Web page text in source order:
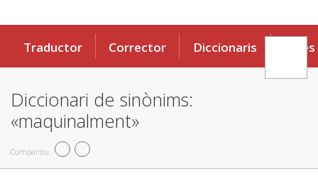
Traductor Corrector Diccionaris Eines
Diccionari de sinònims:
«maquinalment»
Compartiu